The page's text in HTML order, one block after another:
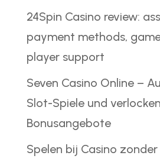
24Spin Casino review:
payment methods,
player support
Seven Casino Online –
Slot-Spiele und
Bonusangebote
Spelen bij Casino zonder